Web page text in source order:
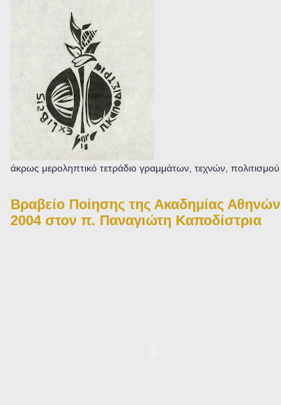
άκρως μεροληπτικό τετράδιο γραμμάτων, τεχνών, πολιτισμού
Βραβείο Ποίησης της Ακαδημίας Αθηνών
2004 στον π. Παναγιώτη Καποδίστρια